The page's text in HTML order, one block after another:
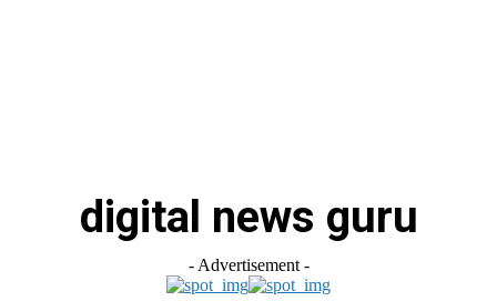
digital news guru
- Advertisement -